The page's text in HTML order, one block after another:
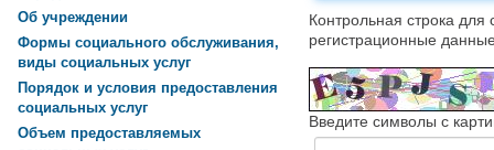
Контрольная строка
регистрационные
Введите символы с
Об учреждении
Формы социального обслуживания,
виды социальных услуг
Порядок и условия предоставления
социальных услуг
Объем предоставляемых